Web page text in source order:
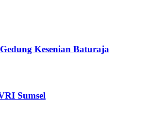
Kesenian Baturaja
Sumsel